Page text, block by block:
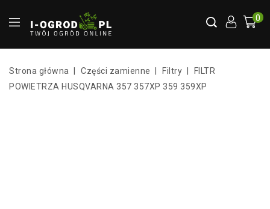
0
Strona główna Części zamienne Filtry
FILTR
POWIETRZA HUSQVARNA 357 357XP 359 359XP